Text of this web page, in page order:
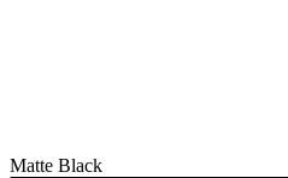
Matte Black